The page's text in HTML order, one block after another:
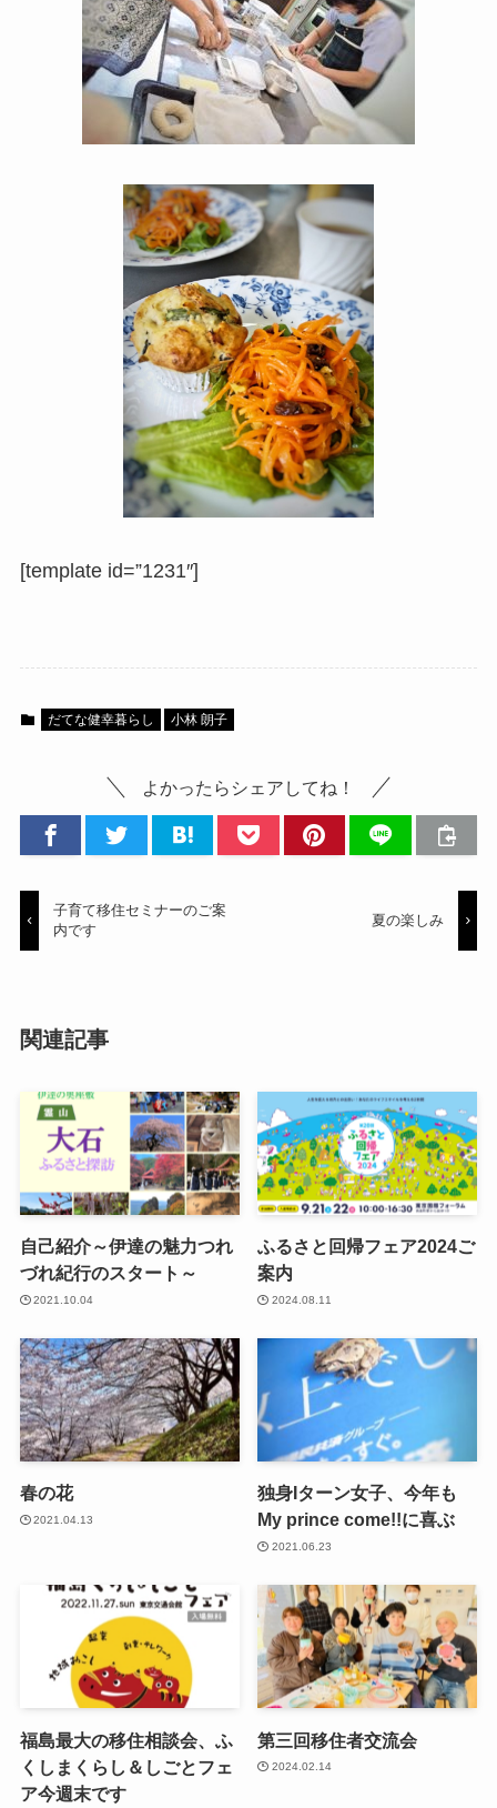
[template id=”1231″]
だてな健幸暮らし 小林 朗子
よかったらシェアしてね！
子育て移住セミナーのご案
内です
夏の楽しみ
関連記事
自己紹介～伊達の魅力つれ
づれ紀行のスタート～
2021.10.04
ふるさと回帰フェア2024ご
案内
2024.08.11
春の花
2021.04.13
独身Iターン女子、今年も
My prince come!!に喜ぶ
2021.06.23
福島最大の移住相談会、ふ
くしまくらし＆しごとフェ
ア今週末です
第三回移住者交流会
2024.02.14